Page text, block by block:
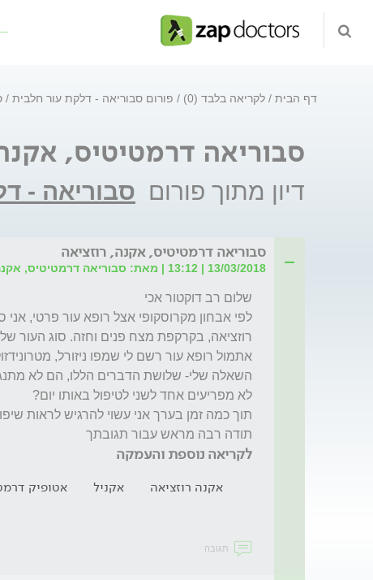
דף הבית לקריאה בלבד (0) פורום סבוריאה - דלקת עור חלבית
סבוריאה דרמטיטיס,
דיון מתוך פורום סבוריאה -
סבוריאה דרמטיטיס, אקנה, רוזציאה
13/03/2018 | 13:12 | מאת: סבוריאה דרמטיטיס, אקנה, רוזציאה
תודה רבה מראש עבור תגובתך
לקריאה נוספת והעמקה
אקנה רוזציאה אקניל אטופיק
תגובה